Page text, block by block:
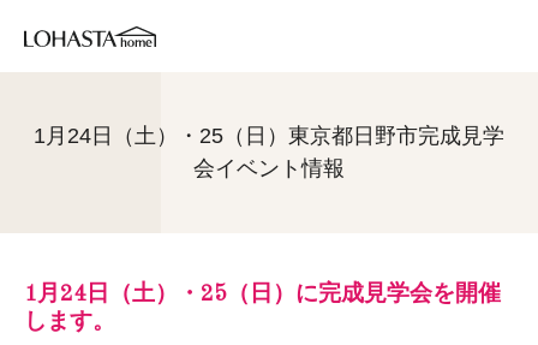
1月24日（土）・25（日）東京都日野市完成見学
会イベント情報
1月24日（土）・25（日）に完成見学会を開催
します。